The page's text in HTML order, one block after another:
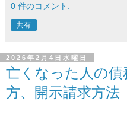
0 件のコメント:
共有
2026年2月4日水曜日
亡くなった人の
方、開示請求方法